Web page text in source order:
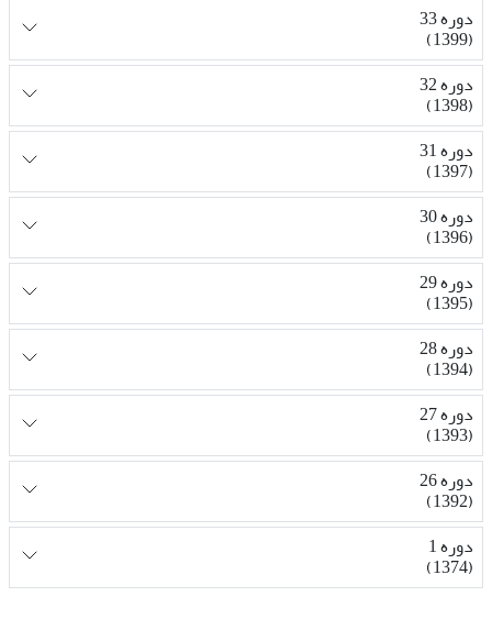
دوره 33
(1399)
دوره 32
(1398)
دوره 31
(1397)
دوره 30
(1396)
دوره 29
(1395)
دوره 28
(1394)
دوره 27
(1393)
دوره 26
(1392)
دوره 1
(1374)